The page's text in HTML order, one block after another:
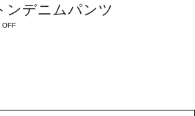
ンデニムパンツ
OFF